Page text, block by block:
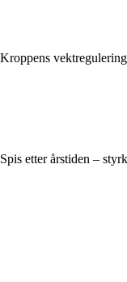
Kroppens
Spis etter årstiden –